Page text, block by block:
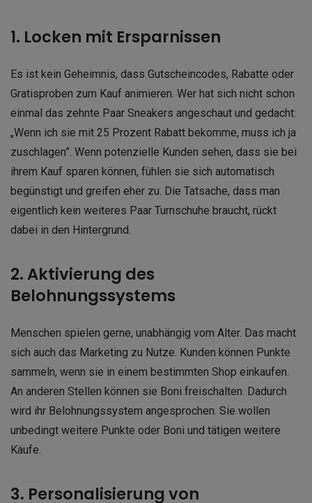
1. Locken mit Ersparnissen
Es ist kein Geheimnis, dass Gutscheincodes, Rabatte oder
Gratisproben zum Kauf animieren. Wer hat sich nicht schon
einmal das zehnte Paar Sneakers angeschaut und gedacht:
„Wenn ich sie mit 25 Prozent Rabatt bekomme, muss ich ja
zuschlagen”. Wenn potenzielle Kunden sehen, dass sie bei
ihrem Kauf sparen können, fühlen sie sich automatisch
begünstigt und greifen eher zu. Die Tatsache, dass man
eigentlich kein weiteres Paar Turnschuhe braucht, rückt
dabei in den Hintergrund.
2. Aktivierung des
Belohnungssystems
Menschen spielen gerne, unabhängig vom Alter. Das macht
sich auch das Marketing zu Nutze. Kunden können Punkte
sammeln, wenn sie in einem bestimmten Shop einkaufen.
An anderen Stellen können sie Boni freischalten. Dadurch
wird ihr Belohnungssystem angesprochen. Sie wollen
unbedingt weitere Punkte oder Boni und tätigen weitere
Käufe.
3. Personalisierung von